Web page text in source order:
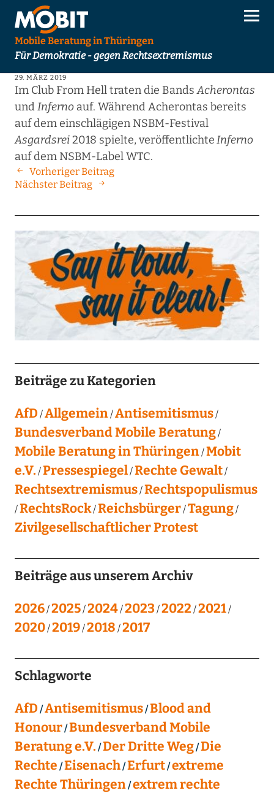
Mobile Beratung in Thüringen
Für Demokratie - gegen Rechtsextremismus
29. MÄRZ 2019
Im Club From Hell traten die BandsAcherontas
undInfernoauf. Während Acherontas bereits
auf dem einschlägigen NSBM-Festival
Asgardsrei2018 spielte, veröffentlichteInferno
auf dem NSBM-Label WTC.
Vorheriger Beitrag
Nächster Beitrag
Beiträge zu Kategorien
AfD Allgemein Antisemitismus
Bundesverband Mobile Beratung
Mobile Beratung in Thüringen Mobit
e.V. Pressespiegel Rechte Gewalt
Rechtsextremismus Rechtspopulismus
RechtsRock Reichsbürger Tagung
Zivilgesellschaftlicher Protest
Beiträge aus unserem Archiv
2026 2025 2024 2023 2022 2021
2020 2019 2018 2017
Schlagworte
AfD Antisemitismus Blood and
Honour Bundesverband Mobile
Beratung e.V. Der Dritte Weg Die
Rechte Eisenach Erfurt extreme
Rechte Thüringen extrem rechte